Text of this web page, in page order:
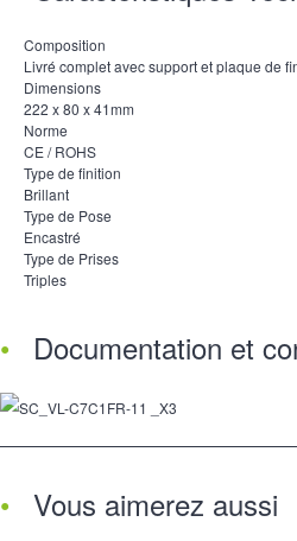
Composition
Livré complet avec support et plaque de
Dimensions
222 x 80 x 41mm
Norme
CE / ROHS
Type de finition
Brillant
Type de Pose
Encastré
Type de Prises
Triples
Documentation et
Vous aimerez aussi